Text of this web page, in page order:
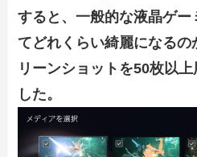
すると、一般的な液晶ゲー
てどれくらい綺麗になるの
リーンショットを50枚以
した。